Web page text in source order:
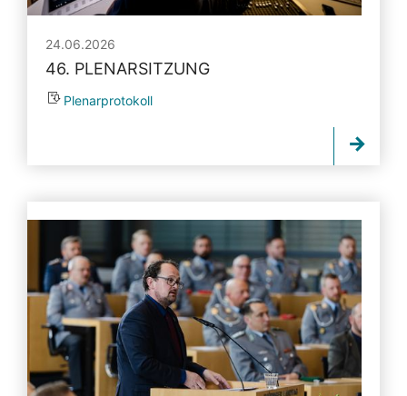
24.06.2026
46. PLENARSITZUNG
Plenarprotokoll